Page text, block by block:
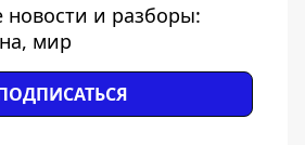
и разборы:
мир